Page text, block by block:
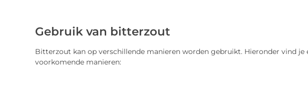
Gebruik van bitterzout
Bitterzout kan op verschillende manieren worden gebruikt. Hieronder vind je
voorkomende manieren: